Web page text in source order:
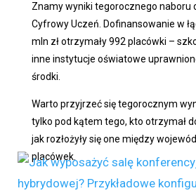
Znamy wyniki tegorocznego naboru
Cyfrowy Uczeń. Dofinansowanie w
mln zł otrzymały 992 placówki –
inne instytucje oświatowe
środki.
Warto przyjrzeć się tegorocznym
tylko pod kątem tego, kto otrzymał
jak rozłożyły się one między
placówek.